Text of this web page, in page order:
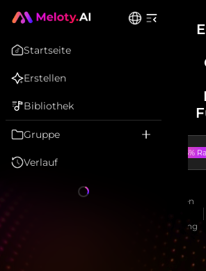
Startseite
Erstellen
Bibliothek
Gruppe
Verlauf
Bis zu 25%
Bedingungen
Dienstleistung